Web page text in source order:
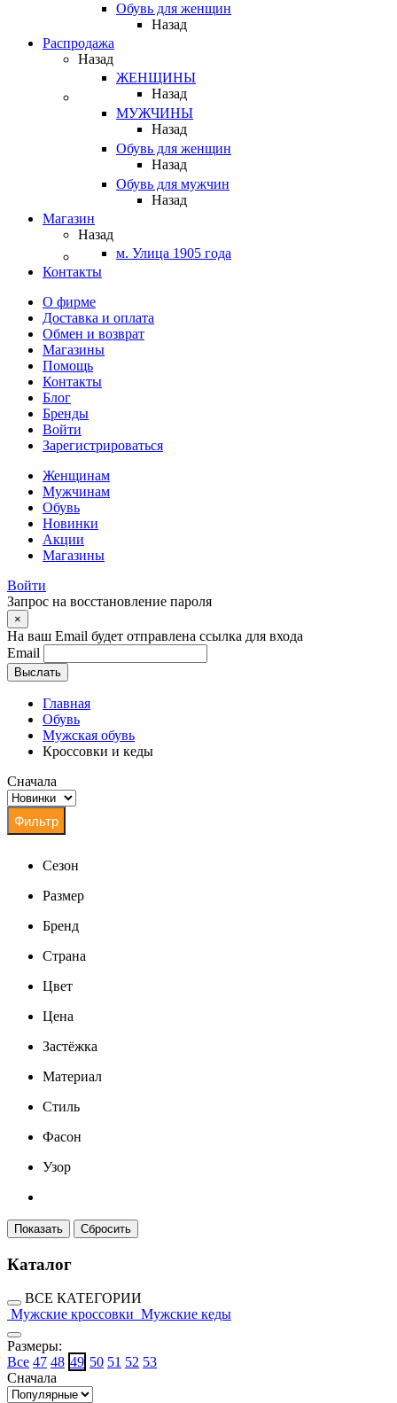
Обувь для женщин
Назад
Распродажа
Назад
ЖЕНЩИНЫ
Назад
МУЖЧИНЫ
Назад
Обувь для женщин
Назад
Обувь для мужчин
Назад
Магазин
Назад
м. Улица 1905 года
Контакты
О фирме
Доставка и оплата
Обмен и возврат
Магазины
Помощь
Контакты
Блог
Бренды
Войти
Зарегистрироваться
Женщинам
Мужчинам
Обувь
Новинки
Акции
Магазины
Войти
Запрос на восстановление пароля
×
На ваш Email будет отправлена ссылка для входа
Email
Выслать
Главная
Обувь
Мужская обувь
Кроссовки и кеды
Сначала
Сезон
Размер
Бренд
Страна
Цвет
Цена
Застёжка
Материал
Стиль
Фасон
Узор
Каталог
ВСЕ КАТЕГОРИИ
Мужские кроссовки Мужские кеды
Размеры:
Все 47 48 49 50 51 52 53
Сначала